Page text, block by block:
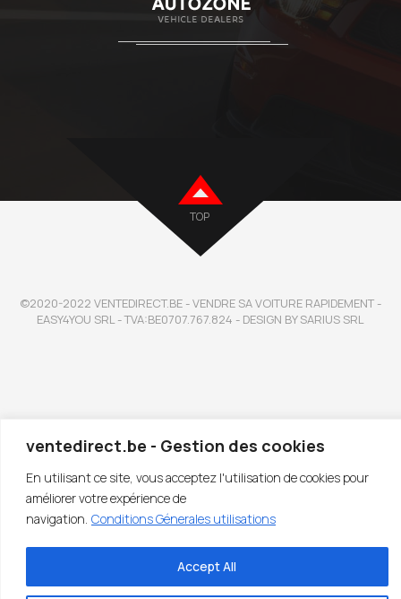
ventedirect.be - Gestion des cookies
En utilisant ce site, vous acceptez l'utilisation de cookies pour
améliorer votre expérience de
navigation. Conditions Génerales utilisations
Accept All
TOP
©2020-2022 VENTEDIRECT.BE - VENDRE SA VOITURE RAPIDEMENT -
EASY4YOU SRL - TVA:BE0707.767.824 - DESIGN BY SARIUS SRL